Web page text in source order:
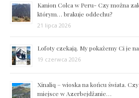
Kanion Colca w Peru- Czy można
którym… brakuje oddechu?
21 lipca 2026
Lofoty czekają. My pokażemy Ci je
19 czerwca 2026
Xinaliq – wioska na końcu świata.
miejsce w Azerbejdżanie…